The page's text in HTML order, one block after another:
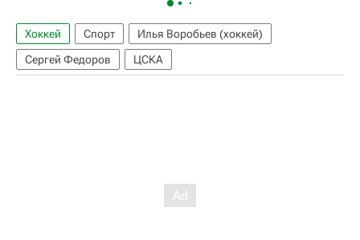
Хоккей Спорт
Илья Воробьев (хоккей)
Сергей Федоров
ЦСКА